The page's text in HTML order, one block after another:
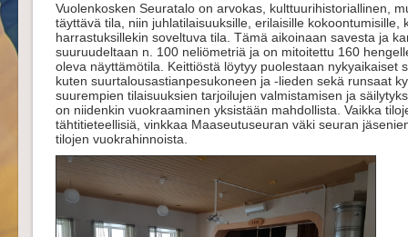
Vuolenkosken Seuratalo on arvokas, kulttuurihistoriallinen,
täyttävä tila, niin juhlatilaisuuksille, erilaisille kokoontumisille,
harrastuksillekin soveltuva tila. Tämä aikoinaan savesta ja
suuruudeltaan n. 100 neliömetriä ja on mitoitettu 160
oleva näyttämötila. Keittiöstä löytyy puolestaan nykyaikaiset
kuten suurtalousastianpesukoneen ja -lieden sekä runsaat
suurempien tilaisuuksien tarjoilujen valmistamisen ja
on niidenkin vuokraaminen yksistään mahdollista. Vaikka
tähtitieteellisiä, vinkkaa Maaseutuseuran väki seuran
tilojen vuokrahinnoista.